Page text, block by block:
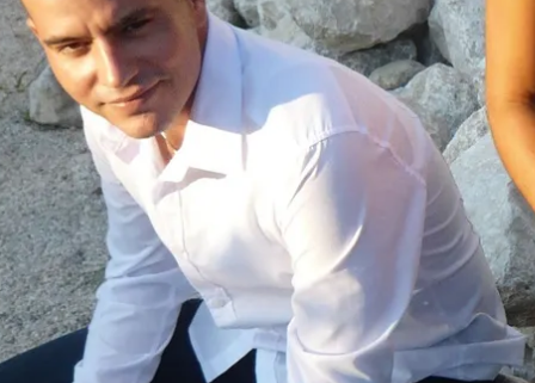
Aktivitäten für die Familie
Golfen
Gleitschirmfliegen &
Luftsport
Interaktive Vollbildkarte
Orte